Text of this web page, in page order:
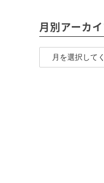
月別アーカ